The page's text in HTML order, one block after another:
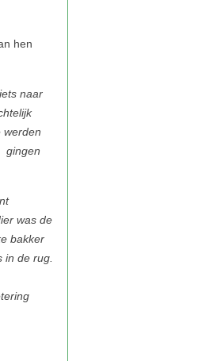
naar
werden
gingen
was de
bakker
in de rug.